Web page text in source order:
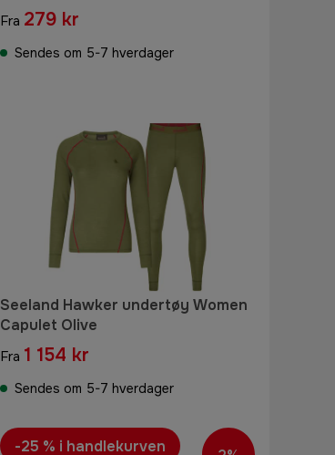
Fra 279 kr
Sendes om 5-7 hverdager
Seeland Hawker undertøy Women
Capulet Olive
Fra 1 154 kr
Sendes om 5-7 hverdager
-25 % i handlekurven